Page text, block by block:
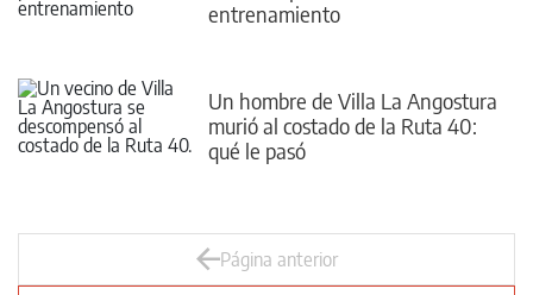
entrenamiento
Un hombre de Villa La Angostura
murió al costado de la Ruta 40:
qué le pasó
Página anterior